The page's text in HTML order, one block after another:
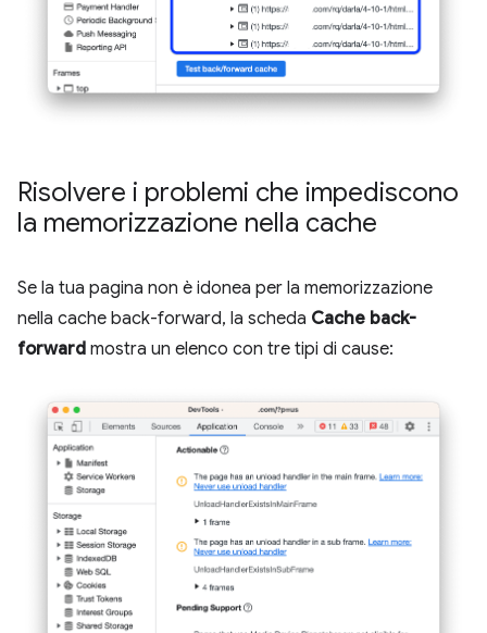
Risolvere i problemi che impediscono
la memorizzazione nella cache
Se la tua pagina non è idonea per la memorizzazione
nella cache back-forward, la scheda Cache back-
forward mostra un elenco con tre tipi di cause: